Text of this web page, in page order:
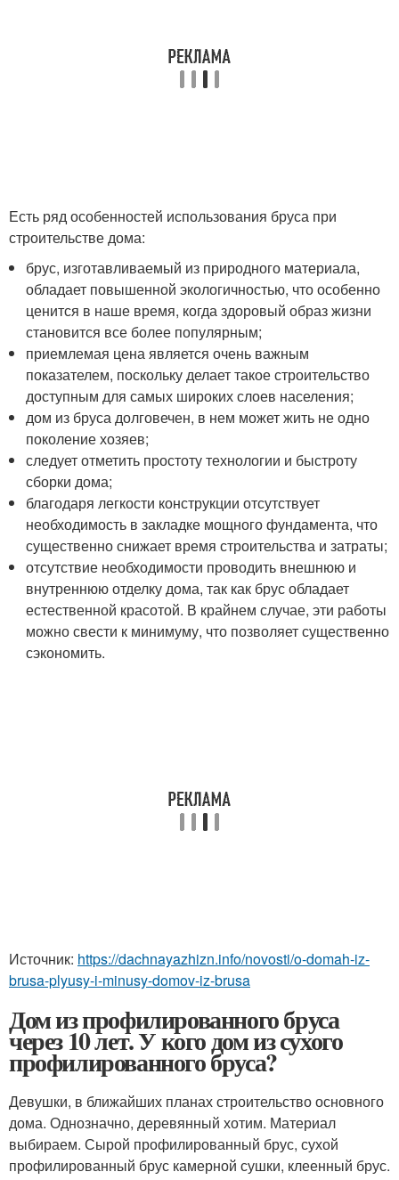
Есть ряд особенностей использования бруса при
строительстве дома:
брус, изготавливаемый из природного материала,
обладает повышенной экологичностью, что особенно
ценится в наше время, когда здоровый образ жизни
становится все более популярным;
приемлемая цена является очень важным
показателем, поскольку делает такое строительство
доступным для самых широких слоев населения;
дом из бруса долговечен, в нем может жить не одно
поколение хозяев;
следует отметить простоту технологии и быстроту
сборки дома;
благодаря легкости конструкции отсутствует
необходимость в закладке мощного фундамента, что
существенно снижает время строительства и затраты;
отсутствие необходимости проводить внешнюю и
внутреннюю отделку дома, так как брус обладает
естественной красотой. В крайнем случае, эти работы
можно свести к минимуму, что позволяет существенно
сэкономить.
Источник: https://dachnayazhizn.info/novosti/o-domah-iz-
brusa-plyusy-i-minusy-domov-iz-brusa
Дом из профилированного бруса
через 10 лет. У кого дом из сухого
профилированного бруса?
Девушки, в ближайших планах строительство основного
дома. Однозначно, деревянный хотим. Материал
выбираем. Сырой профилированный брус, сухой
профилированный брус камерной сушки, клеенный брус.